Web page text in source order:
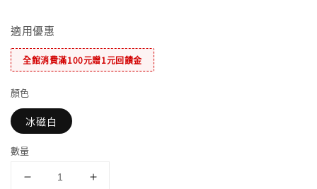
適用優惠
全館消費滿100元贈1元回饋金
顏色
冰磁白
數量